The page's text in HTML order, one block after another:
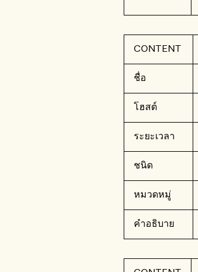
CONTENT
ชื่อ
โฮสต์
ระยะเวลา
ชนิด
หมวดหมู่
คำอธิบาย